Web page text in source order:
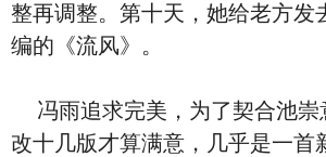
整再调整。第十天，她给老方发
编的《流风》。
冯雨追求完美，为了契合池崇
改十几版才算满意，几乎是一首